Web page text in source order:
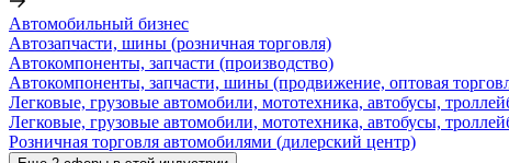
Автомобильный бизнес
Автозапчасти, шины (розничная торговля)
Автокомпоненты, запчасти (производство)
Автокомпоненты, запчасти, шины (продвижение, оптовая
Легковые, грузовые автомобили, мототехника, автобусы,
Легковые, грузовые автомобили, мототехника, автобусы,
Розничная торговля автомобилями (дилерский центр)